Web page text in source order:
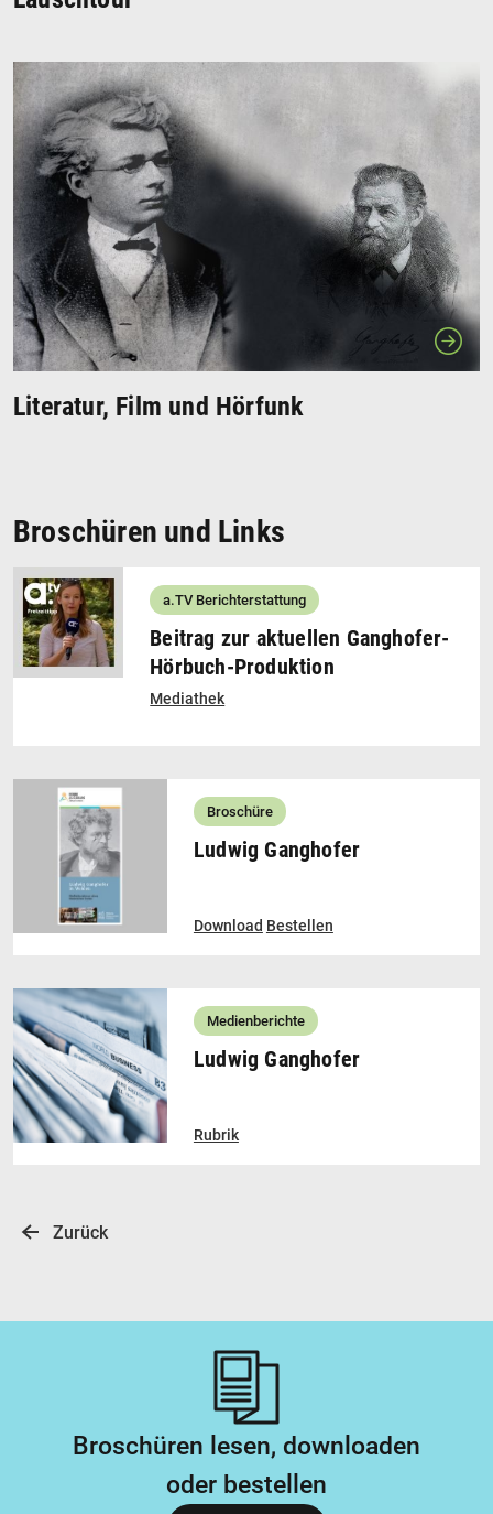
Literatur, Film und Hörfunk
Broschüren und Links
a.TV Berichterstattung
Beitrag zur aktuellen Ganghofer-
Hörbuch-Produktion
Mediathek
Broschüre
Ludwig Ganghofer
Download Bestellen
Medienberichte
Ludwig Ganghofer
Rubrik
Zurück
Broschüren lesen, downloaden
oder bestellen